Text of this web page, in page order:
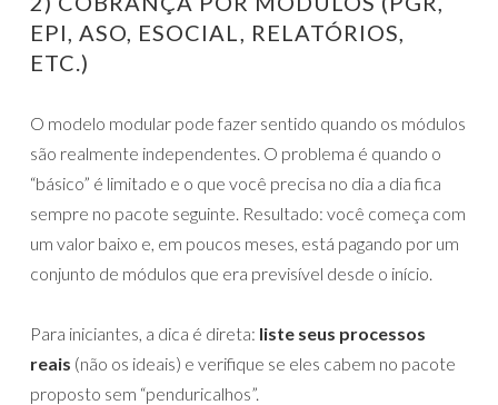
EPI, ASO, ESOCIAL, RELATÓRIOS,
ETC.)
O modelo modular pode fazer sentido quando os módulos
são realmente independentes. O problema é quando o
“básico” é limitado e o que você precisa no dia a dia fica
sempre no pacote seguinte. Resultado: você começa com
um valor baixo e, em poucos meses, está pagando por um
conjunto de módulos que era previsível desde o início.
Para iniciantes, a dica é direta: liste seus processos
reais (não os ideais) e verifique se eles cabem no pacote
proposto sem “penduricalhos”.